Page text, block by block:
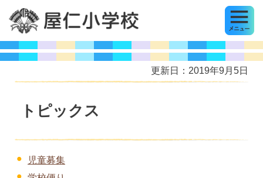
MENU
更新日：2019年9月5日
トピックス
児童募集